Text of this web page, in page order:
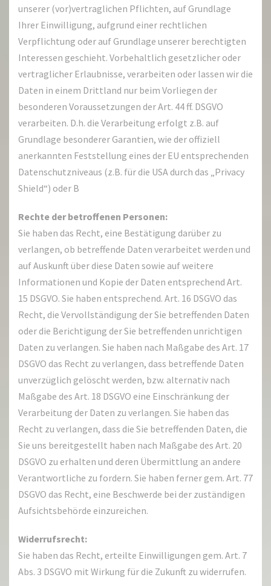
unserer (vor)vertraglichen Pflichten, auf Grundlage
Ihrer Einwilligung, aufgrund einer rechtlichen
Verpflichtung oder auf Grundlage unserer berechtigten
Interessen geschieht. Vorbehaltlich gesetzlicher oder
vertraglicher Erlaubnisse, verarbeiten oder lassen wir die
Daten in einem Drittland nur beim Vorliegen der
besonderen Voraussetzungen der Art. 44 ff. DSGVO
verarbeiten. D.h. die Verarbeitung erfolgt z.B. auf
Grundlage besonderer Garantien, wie der offiziell
anerkannten Feststellung eines der EU entsprechenden
Datenschutzniveaus (z.B. für die USA durch das „Privacy
Shield“) oder B
Rechte der betroffenen Personen:
Sie haben das Recht, eine Bestätigung darüber zu
verlangen, ob betreffende Daten verarbeitet werden und
auf Auskunft über diese Daten sowie auf weitere
Informationen und Kopie der Daten entsprechend Art.
15 DSGVO. Sie haben entsprechend. Art. 16 DSGVO das
Recht, die Vervollständigung der Sie betreffenden Daten
oder die Berichtigung der Sie betreffenden unrichtigen
Daten zu verlangen. Sie haben nach Maßgabe des Art. 17
DSGVO das Recht zu verlangen, dass betreffende Daten
unverzüglich gelöscht werden, bzw. alternativ nach
Maßgabe des Art. 18 DSGVO eine Einschränkung der
Verarbeitung der Daten zu verlangen. Sie haben das
Recht zu verlangen, dass die Sie betreffenden Daten, die
Sie uns bereitgestellt haben nach Maßgabe des Art. 20
DSGVO zu erhalten und deren Übermittlung an andere
Verantwortliche zu fordern. Sie haben ferner gem. Art. 77
DSGVO das Recht, eine Beschwerde bei der zuständigen
Aufsichtsbehörde einzureichen.
Widerrufsrecht:
Sie haben das Recht, erteilte Einwilligungen gem. Art. 7
Abs. 3 DSGVO mit Wirkung für die Zukunft zu widerrufen.